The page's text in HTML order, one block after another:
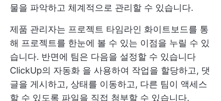
물을 파악하고 체계적으로 관리할 수 있습니다.
제품 관리자는 프로젝트 타임라인 화이트보드를 통
해 프로젝트를 한눈에 볼 수 있는 이점을 누릴 수 있
습니다. 반면에 팀은 다음을 설정할 수 있습니다
ClickUp의 자동화 을 사용하여 작업을 할당하고, 댓
글을 게시하고, 상태를 이동하고, 다른 팀이 액세스
할 수 있도록 파일을 직접 첨부할 수 있습니다.